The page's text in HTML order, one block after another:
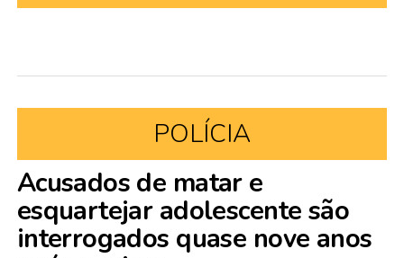
POLÍCIA
Acusados de matar e
esquartejar adolescente são
interrogados quase nove anos